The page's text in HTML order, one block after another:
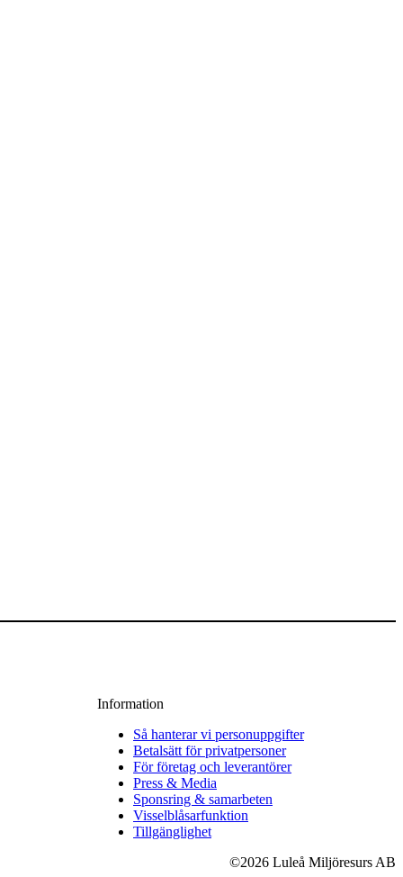
Information
Så hanterar vi personuppgifter
Betalsätt för privatpersoner
För företag och leverantörer
Press & Media
Sponsring & samarbeten
Visselblåsarfunktion
Tillgänglighet
©2026 Luleå Miljöresurs AB